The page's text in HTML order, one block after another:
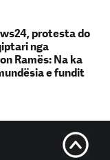
protesta do
nga
Ramës: Na ka
e fundit